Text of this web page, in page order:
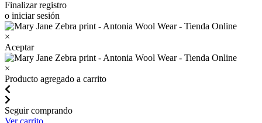
Finalizar registro
o iniciar sesión
×
Aceptar
×
Producto agregado a carrito
Seguir comprando
Ver carrito